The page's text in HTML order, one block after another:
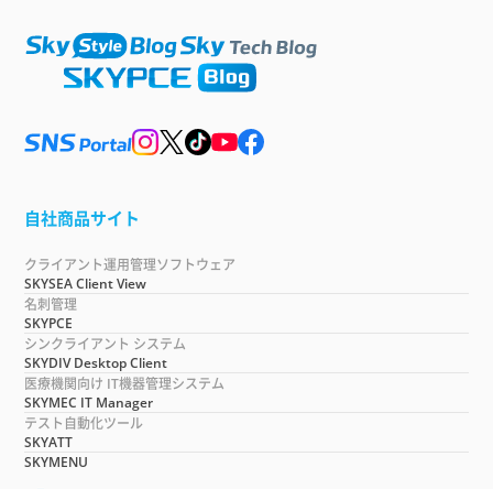
自社商品サイト
クライアント運用管理ソフトウェア
SKYSEA Client View
名刺管理
SKYPCE
シンクライアント システム
SKYDIV Desktop Client
医療機関向け IT機器管理システム
SKYMEC IT Manager
テスト自動化ツール
SKYATT
SKYMENU